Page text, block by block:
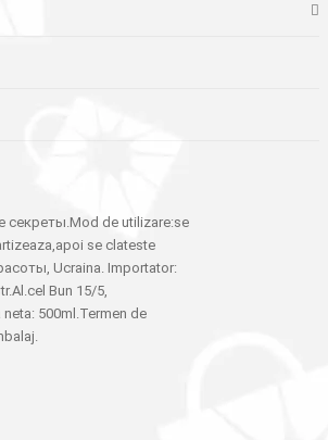
секреты.Mod de utilizare:se
se clateste
Ucraina. Importator:
Bun 15/5,
500ml.Termen de